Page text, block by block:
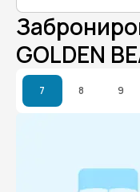
GOLDEN
7 8 9